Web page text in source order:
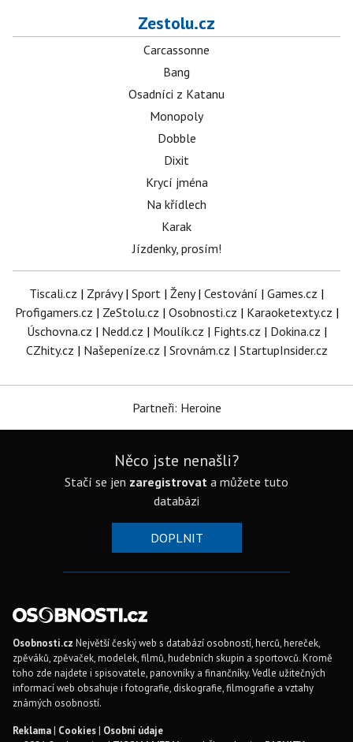
Zestolu.cz
Carcassonne
Bang
Osadníci z Katanu
Monopoly
Dobble
Dixit
Krycí jména
Na křídlech
Karak
Jízdenky, prosím!
Tiscali.cz | Zprávy| Sport | Ženy| Cestování | Games.cz |
Profigamers.cz | ZeStolu.cz | Osobnosti.cz | Karaoketexty.cz |
Úschovna.cz | Nedd.cz | Moulík.cz | Fights.cz | Dokina.cz |
CZhity.cz | Našepeníze.cz | Srovnám.cz | StartupInsider.cz
Partneři: Heroine
Něco jste nenašli?
Stačí se jen zaregistrovat a můžete tuto
databázi
DOPLNIT
Osobnosti.cz Největší český web s databází osobností, herců, hereček,
zpěváků, zpěvaček, modelek, filmů, hudebních skupin a sportovců. Kromě
toho zde najdete i spisovatele, panovníky a finančníky. Vedle užitečných
informací web obsahuje i fotografie, diskografie, filmografie a vztahy
známých osobností.
Reklama| Cookies| Osobní údaje